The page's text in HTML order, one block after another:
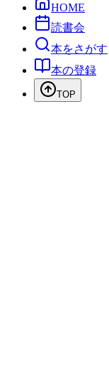
HOME
読書会
本をさがす
本の登録
TOP